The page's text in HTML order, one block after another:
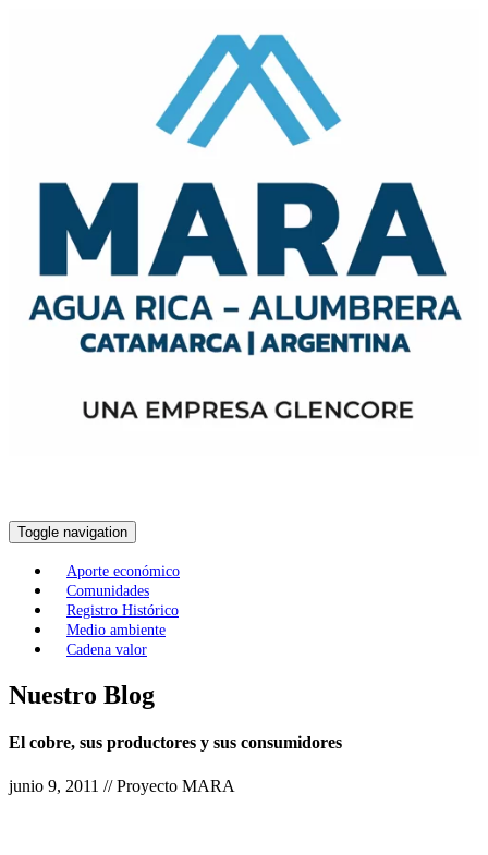
Toggle navigation
Aporte económico
Comunidades
Registro Histórico
Medio ambiente
Cadena valor
Nuestro Blog
El cobre, sus productores y sus consumidores
junio 9, 2011 // Proyecto MARA